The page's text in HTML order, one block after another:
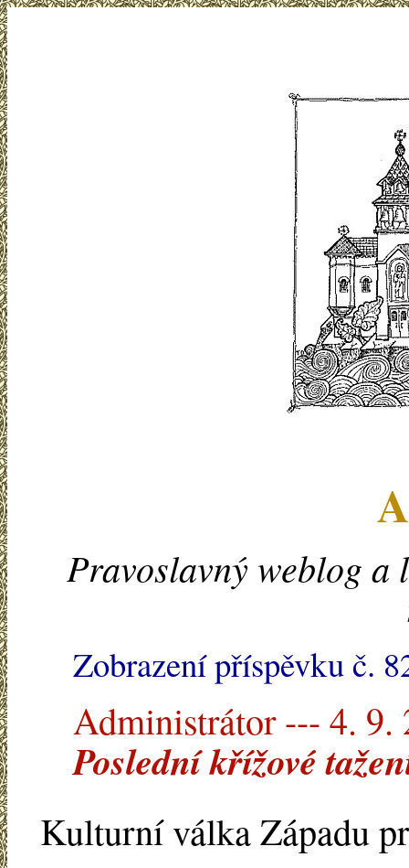
Pravoslavný weblog a
Zobrazení příspěvku č.
Administrátor --- 4. 9.
Poslední křížové
Kulturní válka Západu